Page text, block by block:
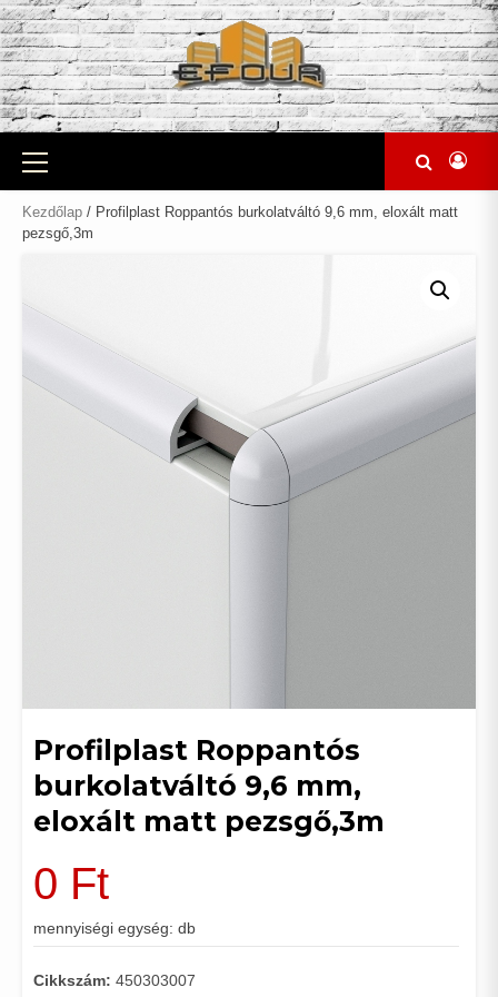
Skip
to
content
Primary
Menu
Kezdőlap / Profilplast Roppantós burkolatváltó 9,6 mm, eloxált matt
pezsgő,3m
Profilplast Roppantós
burkolatváltó 9,6 mm,
eloxált matt pezsgő,3m
0 Ft
mennyiségi egység: db
Cikkszám: 450303007